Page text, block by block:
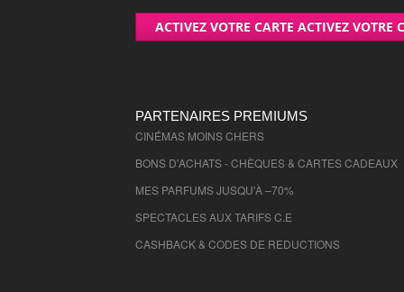
ACTIVEZ VOTRE CARTE ACTIVEZ VOTRE
PARTENAIRES PREMIUMS
CINÉMAS MOINS CHERS
BONS D'ACHATS - CHÈQUES & CARTES CADEAUX
MES PARFUMS JUSQU'À –70%
SPECTACLES AUX TARIFS C.E
CASHBACK & CODES DE REDUCTIONS